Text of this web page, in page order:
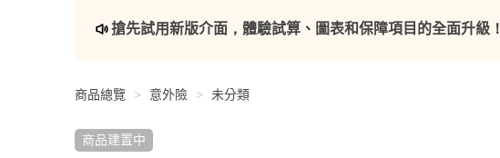
搶先試用新版介面，體驗試算、圖表和保障項目的全面升級！
商品總覽 意外險 未分類
商品建置中